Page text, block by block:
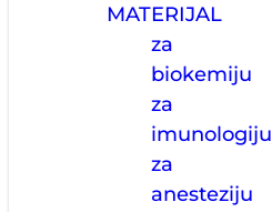
MATERIJAL
za
biokemiju
za
imunologiju
za
anesteziju